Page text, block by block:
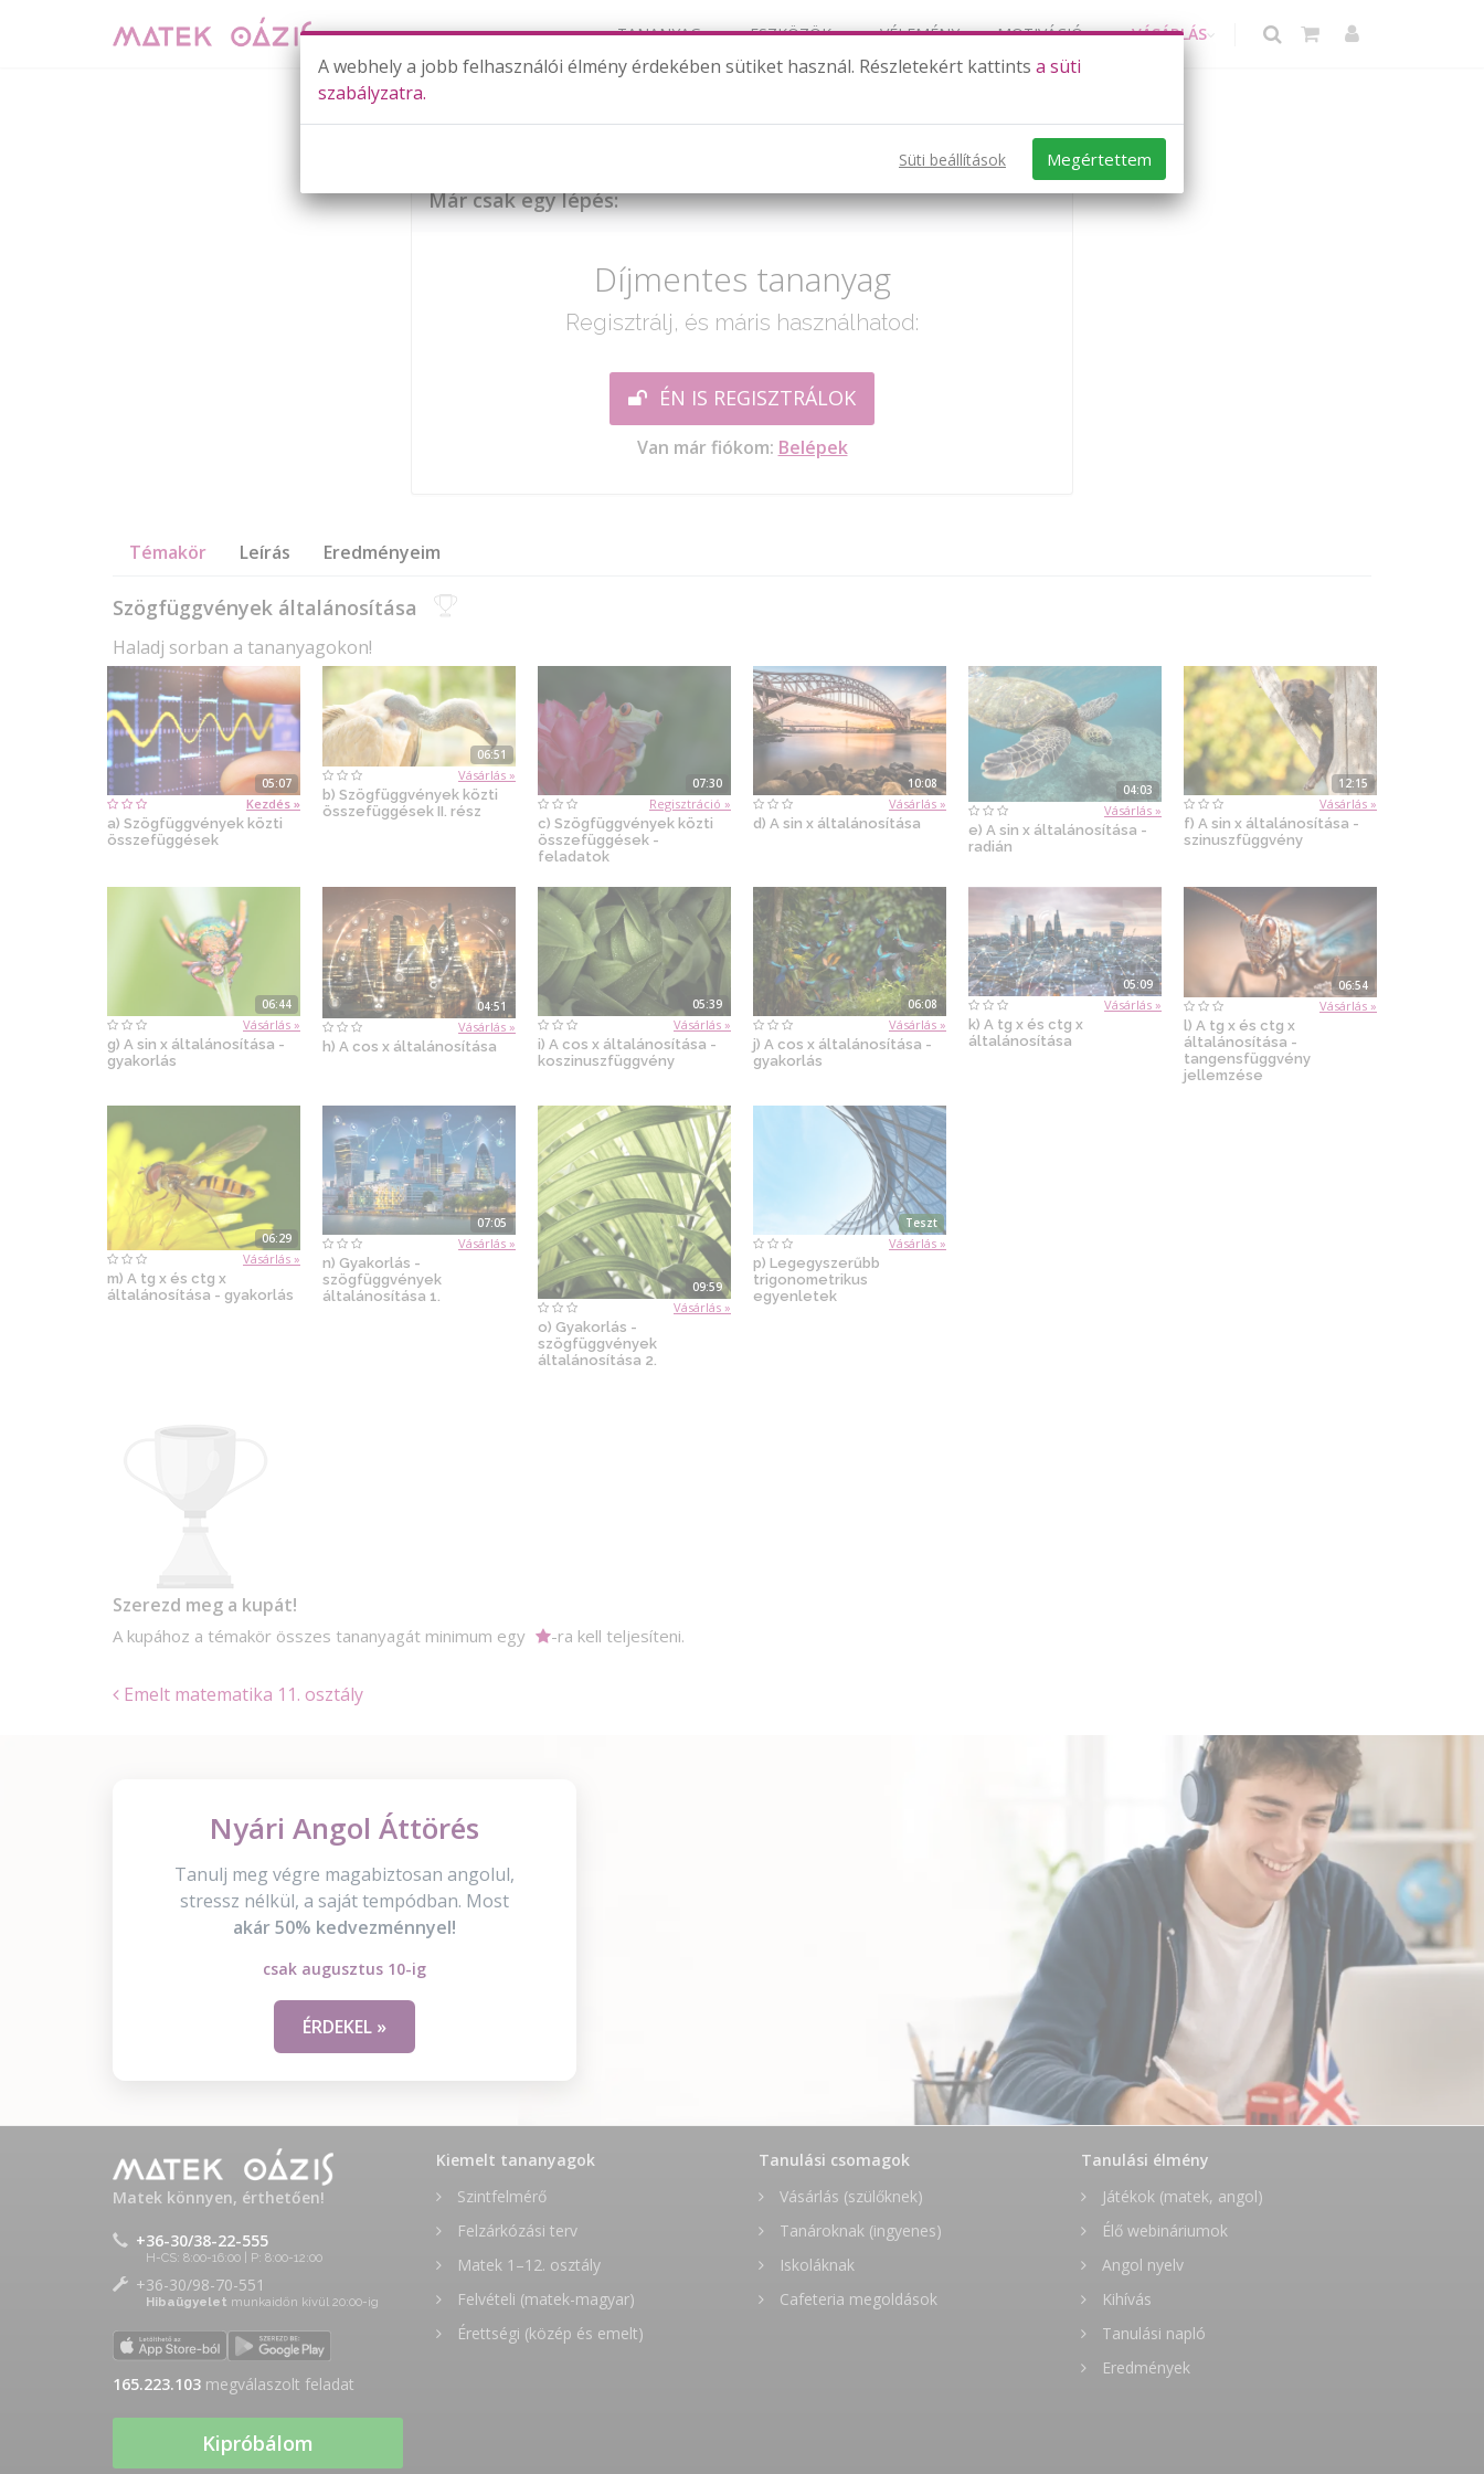
TANANYAG ESZKÖZÖK VÉLEMÉNY MOTIVÁCIÓ VÁSÁRLÁS
Már csak egy lépés:
Díjmentes tananyag
Regisztrálj, és máris használhatod:
ÉN IS REGISZTRÁLOK
Van már fiókom: Belépek
Témakör Leírás Eredményeim
Szögfüggvények általánosítása
Haladj sorban a tananyagokon!
05:07
Kezdés »
a) Szögfüggvények közti
összefüggések
06:51
Vásárlás »
b) Szögfüggvények közti
összefüggések II. rész
07:30
Regisztráció »
c) Szögfüggvények közti
összefüggések -
feladatok
10:08
Vásárlás »
d) A sin x általánosítása
04:03
Vásárlás »
e) A sin x általánosítása -
radián
12:15
Vásárlás »
f) A sin x általánosítása -
szinuszfüggvény
06:44
Vásárlás »
g) A sin x általánosítása -
gyakorlás
04:51
Vásárlás »
h) A cos x általánosítása
05:39
Vásárlás »
i) A cos x általánosítása -
koszinuszfüggvény
06:08
Vásárlás »
j) A cos x általánosítása -
gyakorlás
05:09
Vásárlás »
k) A tg x és ctg x
általánosítása
06:54
Vásárlás »
l) A tg x és ctg x
általánosítása -
tangensfüggvény
jellemzése
06:29
Vásárlás »
m) A tg x és ctg x
általánosítása - gyakorlás
07:05
Vásárlás »
n) Gyakorlás -
szögfüggvények
általánosítása 1.
09:59
Vásárlás »
o) Gyakorlás -
szögfüggvények
általánosítása 2.
Teszt
Vásárlás »
p) Legegyszerűbb
trigonometrikus
egyenletek
Szerezd meg a kupát!
A kupához a témakör összes tananyagát minimum egy -ra kell teljesíteni.
Emelt matematika 11. osztály
Nyári Angol Áttörés
Tanulj meg végre magabiztosan angolul,
stressz nélkül, a saját tempódban. Most
akár 50% kedvezménnyel!
csak augusztus 10-ig
ÉRDEKEL »
Matek könnyen, érthetően!
+36-30/38-22-555
H-CS: 8:00-16:00 | P: 8:00-12:00
+36-30/98-70-551
Hibaügyelet munkaidőn kívül 20:00-ig
165.223.103 megválaszolt feladat
Kipróbálom
Kiemelt tananyagok
Szintfelmérő
Felzárkózási terv
Matek 1–12. osztály
Felvételi (matek-magyar)
Érettségi (közép és emelt)
Tanulási csomagok
Vásárlás (szülőknek)
Tanároknak (ingyenes)
Iskoláknak
Cafeteria megoldások
Tanulási élmény
Játékok (matek, angol)
Élő webináriumok
Angol nyelv
Kihívás
Tanulási napló
Eredmények
A webhely a jobb felhasználói élmény érdekében sütiket használ. Részletekért kattints a süti
szabályzatra.
Süti beállítások Megértettem